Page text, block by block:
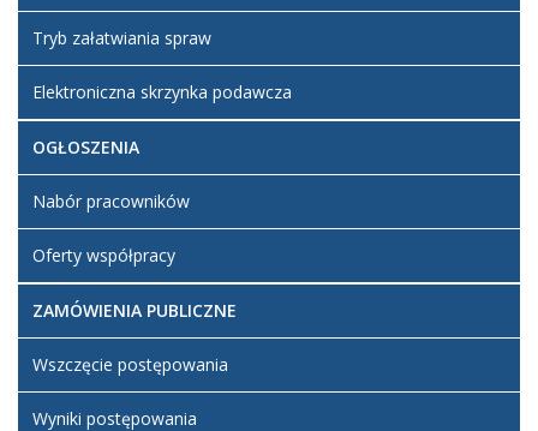
Tryb załatwiania spraw
Elektroniczna skrzynka podawcza
OGŁOSZENIA
Nabór pracowników
Oferty współpracy
ZAMÓWIENIA PUBLICZNE
Wszczęcie postępowania
Wyniki postępowania